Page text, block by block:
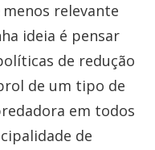
relevante
ideia é pensar
de redução
de um tipo de
em todos
de